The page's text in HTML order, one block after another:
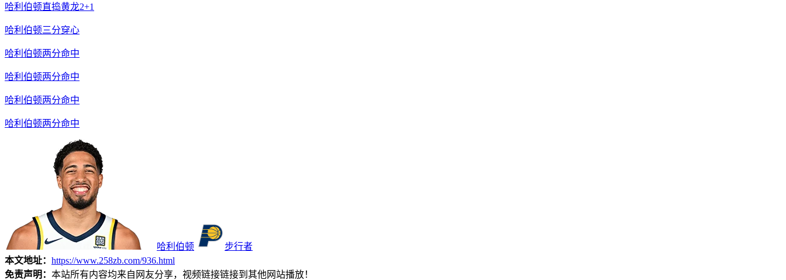
哈利伯顿直捣黄龙2+1
哈利伯顿三分穿心
哈利伯顿两分命中
哈利伯顿两分命中
哈利伯顿两分命中
哈利伯顿两分命中
哈利伯顿
步行者
本文地址： https://www.258zb.com/936.html
免责声明： 本站所有内容均来自网友分享，视频链接链接到其他网站播放！